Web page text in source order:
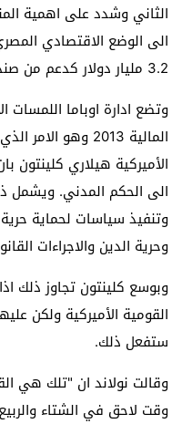
الثاني وشدد على اهمية
الى الوضع الاقتصادي
3.2 مليار دولار كدعم من صندوق النقد الدولي.
وتضع ادارة اوباما اللمسات
المالية 2013 وهو
الأميركية هيلاري كلينتون
الى الحكم المدني. ويشمل
وتنفيذ سياسات لحماية
وحرية الدين والاجراءات
وبوسع كلينتون تجاوز ذلك
القومية الأميركية ولكن
ستفعل ذلك.
وقالت نولاند ان "تلك هي
وقت لاحق في الشتاء